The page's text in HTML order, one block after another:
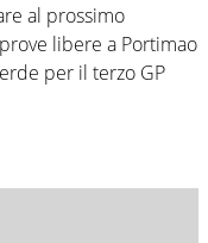
al prossimo
libere a Portimao
per il terzo GP